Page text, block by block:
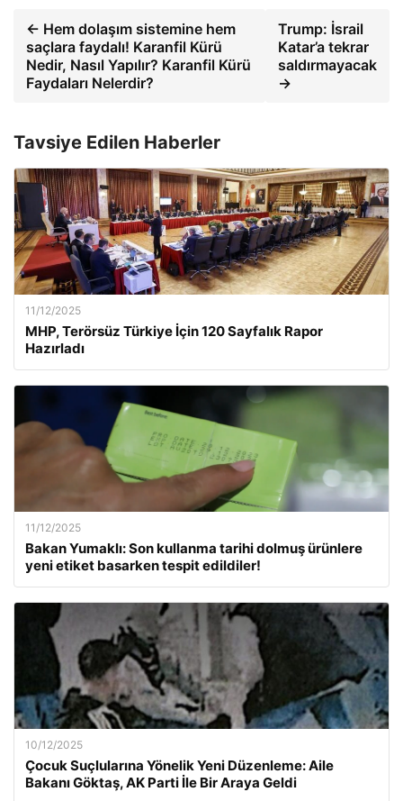
← Hem dolaşım sistemine hem
saçlara faydalı! Karanfil Kürü
Nedir, Nasıl Yapılır? Karanfil Kürü
Faydaları Nelerdir?
Trump: İsrail
Katar’a tekrar
saldırmayacak
→
Tavsiye Edilen Haberler
11/12/2025
MHP, Terörsüz Türkiye İçin 120 Sayfalık Rapor
Hazırladı
11/12/2025
Bakan Yumaklı: Son kullanma tarihi dolmuş ürünlere
yeni etiket basarken tespit edildiler!
10/12/2025
Çocuk Suçlularına Yönelik Yeni Düzenleme: Aile
Bakanı Göktaş, AK Parti İle Bir Araya Geldi